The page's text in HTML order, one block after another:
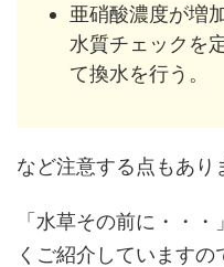
亜硝酸濃度が増
水質チェックを
て換水を行う。
など注意する点もあり
「水草その前に・・
くご紹介していますの